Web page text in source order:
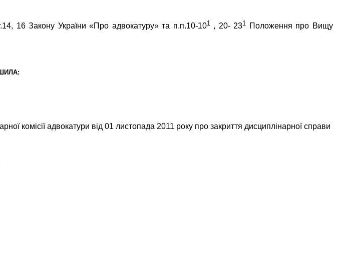
16 Закону України «Про адвокатуру» та п.п.10-101 , 20- 231
Положення про Вищу
комісії адвокатури від 01 листопада 2011 року про закриття дисциплінарної справи